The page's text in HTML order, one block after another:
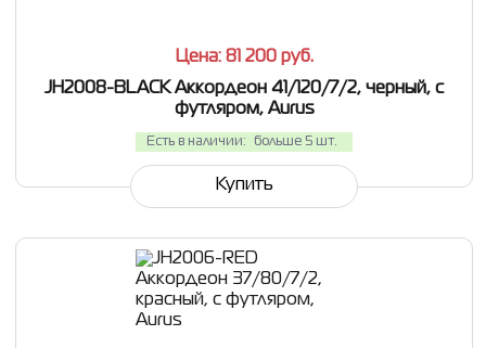
Цена: 81 200 руб.
JH2008-BLACK Аккордеон 41/120/7/2, черный, с
футляром, Aurus
Есть в наличии: больше 5 шт.
Купить